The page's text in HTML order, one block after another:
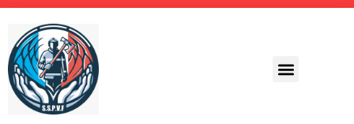
Don’t have an account?